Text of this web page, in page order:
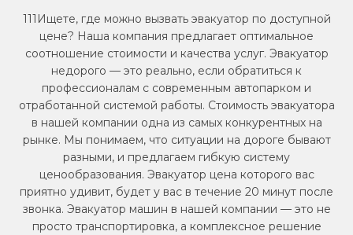
111Ищете, где можно вызвать эвакуатор по доступной
цене? Наша компания предлагает оптимальное
соотношение стоимости и качества услуг. Эвакуатор
недорого — это реально, если обратиться к
профессионалам с современным автопарком и
отработанной системой работы. Стоимость эвакуатора
в нашей компании одна из самых конкурентных на
рынке. Мы понимаем, что ситуации на дороге бывают
разными, и предлагаем гибкую систему
ценообразования. Эвакуатор цена которого вас
приятно удивит, будет у вас в течение 20 минут после
звонка. Эвакуатор машин в нашей компании — это не
просто транспортировка, а комплексное решение